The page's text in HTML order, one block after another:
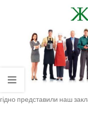
профспілки працівників
За результатами конкурсу
виборола почесне ІІ місце.
Також активну участь у
групи 15: Жупаник
гідно представили наш